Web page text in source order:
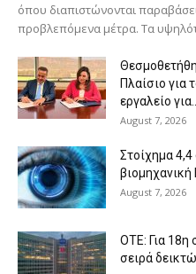
όπου διαπιστώνονται
προβλεπόμενα μέτρα. Τα
Πλαίσιο για
εργαλείο για...
August 7, 2026
Στοίχημα 4,4
βιομηχανική
August 7, 2026
ΟΤΕ: Για 18η
σειρά